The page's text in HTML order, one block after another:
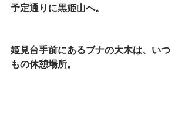
予定通りに黒姫山へ。
姫見台手前にあるブナの大木は、いつ
もの休憩場所。